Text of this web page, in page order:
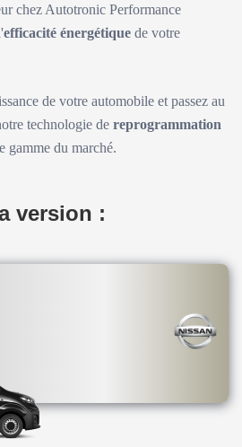
chez Autotronic Performance
efficacité énergétique de votre
de votre automobile et passez au
technologie de reprogrammation
gamme du marché.
version :